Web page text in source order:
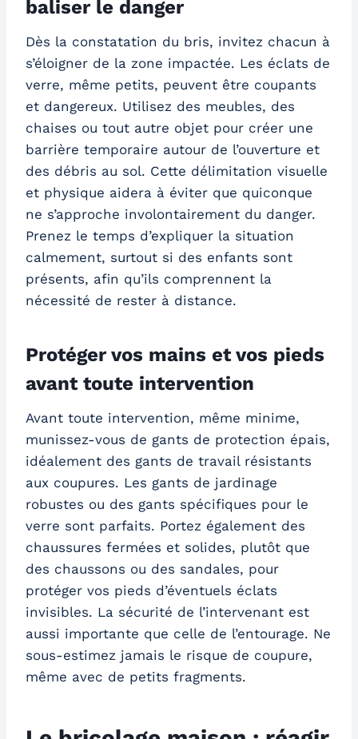
baliser le danger
Dès la constatation du bris, invitez chacun à
s’éloigner de la zone impactée. Les éclats de
verre, même petits, peuvent être coupants
et dangereux. Utilisez des meubles, des
chaises ou tout autre objet pour créer une
barrière temporaire autour de l’ouverture et
des débris au sol. Cette délimitation visuelle
et physique aidera à éviter que quiconque
ne s’approche involontairement du danger.
Prenez le temps d’expliquer la situation
calmement, surtout si des enfants sont
présents, afin qu’ils comprennent la
nécessité de rester à distance.
Protéger vos mains et vos pieds
avant toute intervention
Avant toute intervention, même minime,
munissez-vous de gants de protection épais,
idéalement des gants de travail résistants
aux coupures. Les gants de jardinage
robustes ou des gants spécifiques pour le
verre sont parfaits. Portez également des
chaussures fermées et solides, plutôt que
des chaussons ou des sandales, pour
protéger vos pieds d’éventuels éclats
invisibles. La sécurité de l’intervenant est
aussi importante que celle de l’entourage. Ne
sous-estimez jamais le risque de coupure,
même avec de petits fragments.